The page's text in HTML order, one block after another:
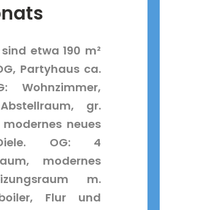
etwa 190 m²
Partyhaus ca.
Wohnzimmer,
gr.
neues
OG: 4
modernes
m.
Flur und